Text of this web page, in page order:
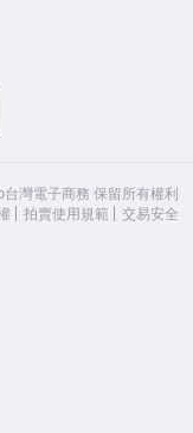
台灣電子商務 保留所有權利
拍賣使用規範 交易安全